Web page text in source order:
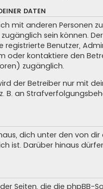
DATEN
mit anderen Personen
sein können.
registrierte Benutzer,
kontaktiere den
zugänglich.
der Betreiber nur mit
B. an
dich unter den von
ist. Darüber hinaus
Seiten, die die